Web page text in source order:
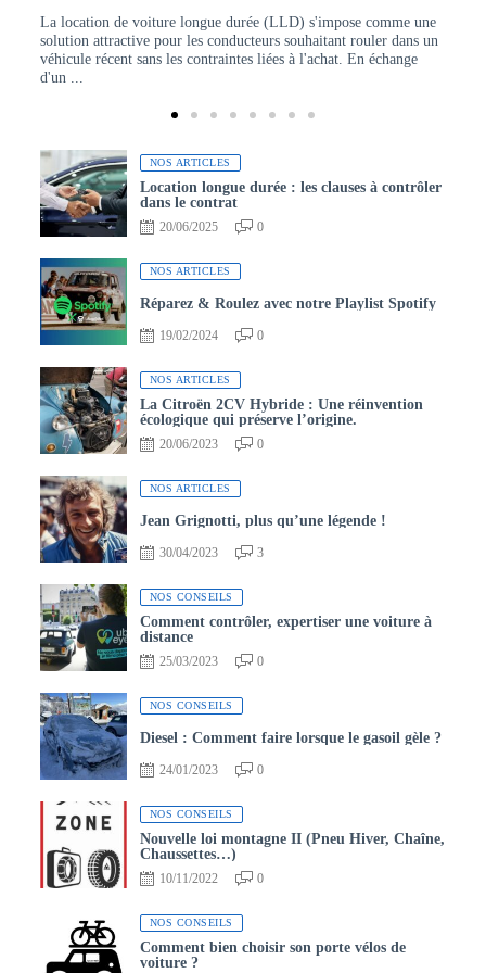
La location de voiture longue durée (LLD) s'impose comme une
solution attractive pour les conducteurs souhaitant rouler dans un
véhicule récent sans les contraintes liées à l'achat. En échange
d'un ...
NOS ARTICLES
Location longue durée : les clauses à contrôler
dans le contrat
20/06/2025 0
NOS ARTICLES
Réparez & Roulez avec notre Playlist Spotify
19/02/2024 0
NOS ARTICLES
La Citroën 2CV Hybride : Une réinvention
écologique qui préserve l’origine.
20/06/2023 0
NOS ARTICLES
Jean Grignotti, plus qu’une légende !
30/04/2023 3
NOS CONSEILS
Comment contrôler, expertiser une voiture à
distance
25/03/2023 0
NOS CONSEILS
Diesel : Comment faire lorsque le gasoil gèle ?
24/01/2023 0
NOS CONSEILS
Nouvelle loi montagne II (Pneu Hiver, Chaîne,
Chaussettes…)
10/11/2022 0
NOS CONSEILS
Comment bien choisir son porte vélos de
voiture ?